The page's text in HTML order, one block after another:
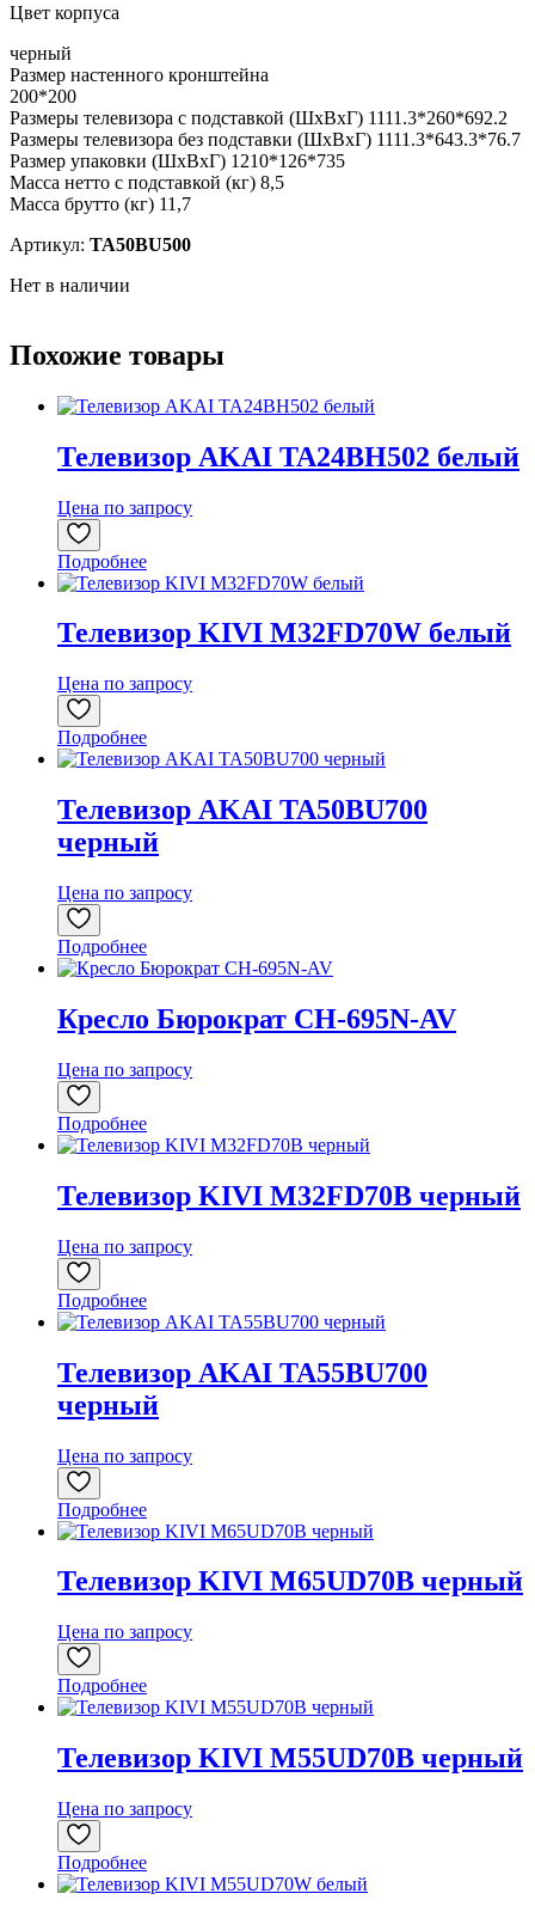
Цвет корпуса
черный
Размер настенного кронштейна
200*200
Размеры телевизора с подставкой (ШхВхГ) 1111.3*260*692.2
Размеры телевизора без подставки (ШхВхГ) 1111.3*643.3*76.7
Размер упаковки (ШхВхГ) 1210*126*735
Масса нетто с подставкой (кг) 8,5
Масса брутто (кг) 11,7
Артикул: TA50BU500
Нет в наличии
Похожие товары
Телевизор AKAI TA24BH502 белый
Цена по запросу
Подробнее
Телевизор KIVI M32FD70W белый
Цена по запросу
Подробнее
Телевизор AKAI TA50BU700
черный
Цена по запросу
Подробнее
Кресло Бюрократ CH-695N-AV
Цена по запросу
Подробнее
Телевизор KIVI M32FD70B черный
Цена по запросу
Подробнее
Телевизор AKAI TA55BU700
черный
Цена по запросу
Подробнее
Телевизор KIVI M65UD70B черный
Цена по запросу
Подробнее
Телевизор KIVI M55UD70B черный
Цена по запросу
Подробнее